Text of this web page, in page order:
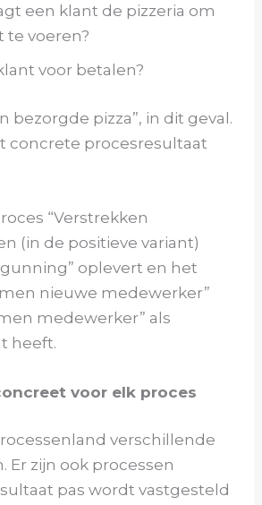
een klant de pizzeria om
te voeren?
voor betalen?
bezorgde pizza”, in dit geval.
concrete procesresultaat
“Verstrekken
(in de positieve variant)
oplevert en het
nieuwe medewerker”
medewerker” als
heeft.
voor elk proces
verschillende
Er zijn ook processen
pas wordt vastgesteld